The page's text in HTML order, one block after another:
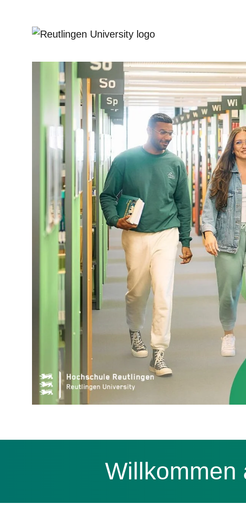
Willkommen